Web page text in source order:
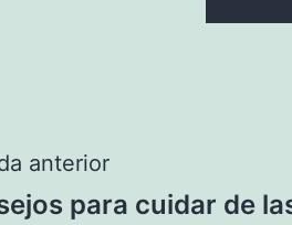
anterior
para cuidar de